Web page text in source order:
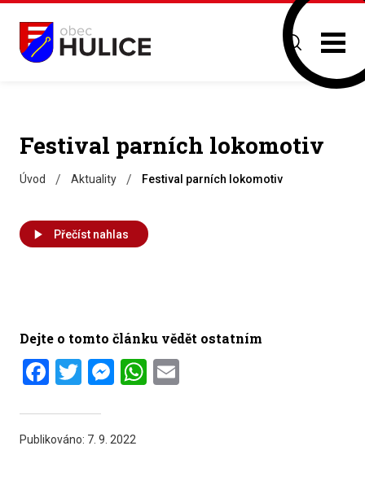
Festival parních lokomotiv
Úvod / Aktuality / Festival parních lokomotiv
Přečíst nahlas
Dejte o tomto článku vědět ostatním
Facebook
Twitter
Messenger
WhatsApp
Publikováno: 7. 9. 2022